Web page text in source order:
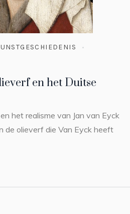
en het Duitse
het realisme van Jan van Eyck
de olieverf die Van Eyck heeft